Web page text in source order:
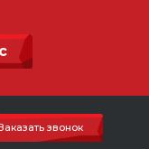
звонок